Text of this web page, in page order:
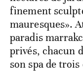
finement
mauresques».
paradis
privés, chacun
son spa de trois